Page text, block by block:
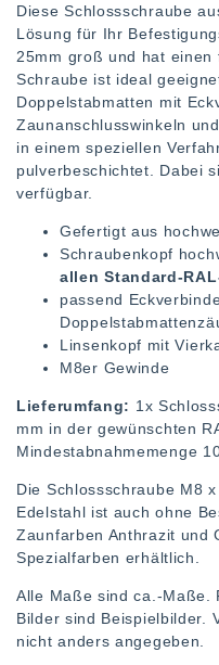
Diese Schlossschraube
Lösung für Ihr
25mm groß und hat einen
Schraube ist ideal
Doppelstabmatten mit
Zaunanschlusswinkeln
in einem speziellen
pulverbeschichtet. Dabei
verfügbar.
Gefertigt aus
Schraubenkopf
allen Standard-
passend
Linsenkopf mit
M8er Gewinde
Lieferumfang: 1x
mm in der gewünschten
Mindestabnahmemenge
Die Schlossschraube M8
Edelstahl ist auch ohne
Zaunfarben Anthrazit und
Spezialfarben erhältlich.
Alle Maße sind ca.-Maße.
Bilder sind Beispielbilder.
nicht anders angegeben.